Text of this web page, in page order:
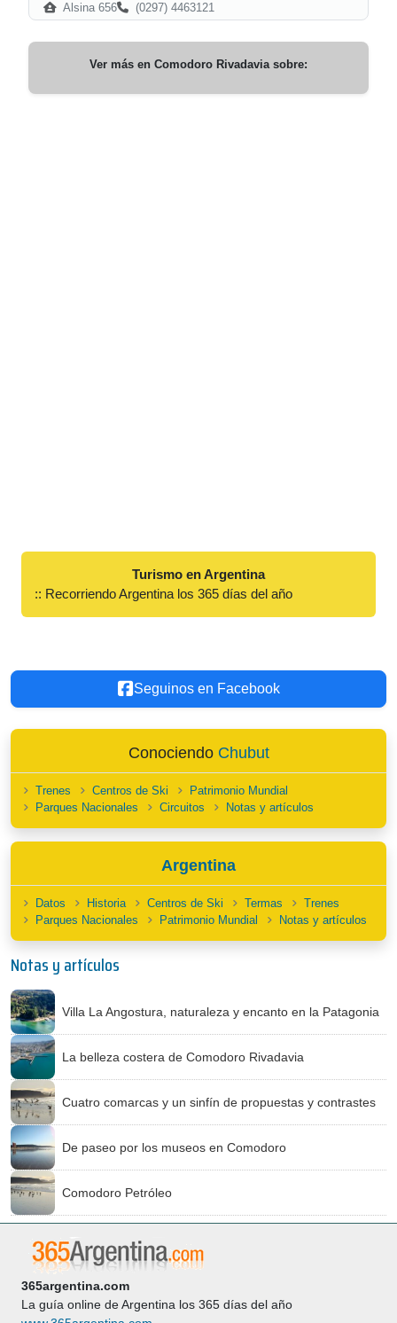
Alsina 656
(0297) 4463121
Ver más en Comodoro Rivadaviasobre:
Turismo en Argentina
:: Recorriendo Argentina los 365 días del año
Seguinos en Facebook
Conociendo Chubut
Trenes Centros de Ski
Patrimonio Mundial
Parques Nacionales
Circuitos Notas y artículos
Argentina
Datos Historia Centros de Ski Termas
Trenes
Parques Nacionales
Patrimonio Mundial Notas y artículos
Notas y artículos
Villa La Angostura, naturaleza y encanto en la Patagonia
La belleza costera de Comodoro Rivadavia
Cuatro comarcas y un sinfín de propuestas y contrastes
De paseo por los museos en Comodoro
Comodoro Petróleo
365argentina.com
La guía online de Argentina los 365 días del año